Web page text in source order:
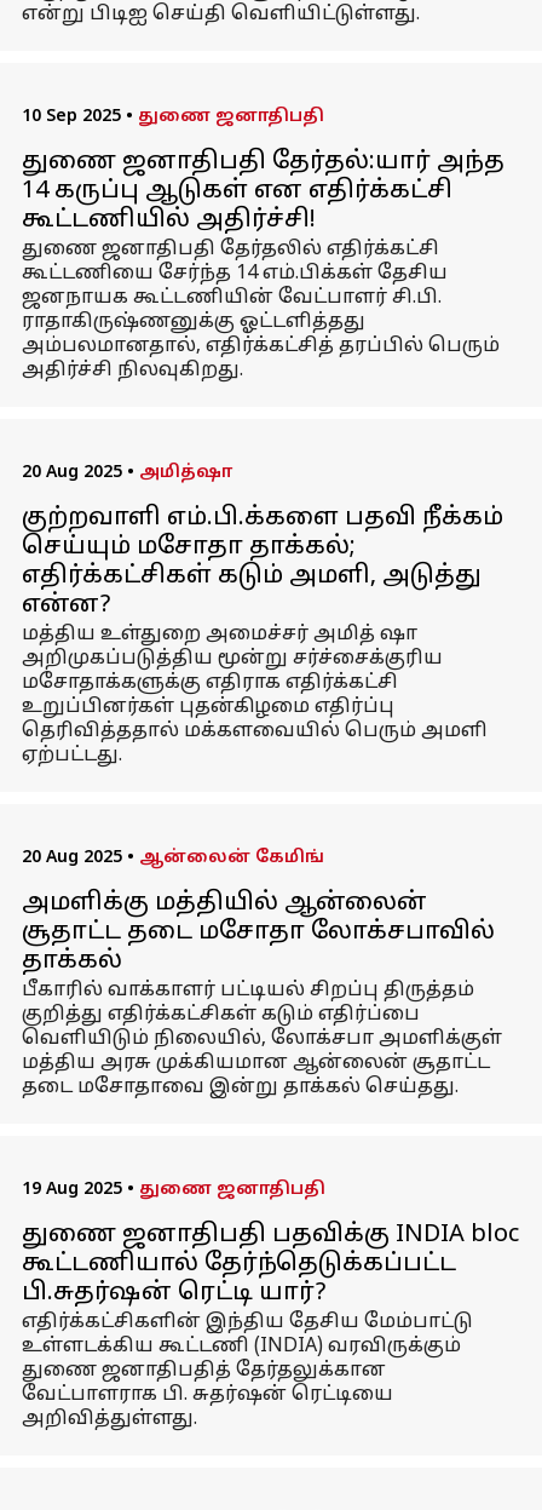
என்று பிடிஐ செய்தி வெளியிட்டுள்ளது.
10 Sep 2025 • துணை ஜனாதிபதி
துணை ஜனாதிபதி தேர்தல்:யார் அந்த
14 கருப்பு ஆடுகள் என எதிர்க்கட்சி
கூட்டணியில் அதிர்ச்சி!
துணை ஜனாதிபதி தேர்தலில் எதிர்க்கட்சி
கூட்டணியை சேர்ந்த 14 எம்.பிக்கள் தேசிய
ஜனநாயக கூட்டணியின் வேட்பாளர் சி.பி.
ராதாகிருஷ்ணனுக்கு ஓட்டளித்தது
அம்பலமானதால், எதிர்க்கட்சித் தரப்பில் பெரும்
அதிர்ச்சி நிலவுகிறது.
20 Aug 2025 • அமித்ஷா
குற்றவாளி எம்.பி.க்களை பதவி நீக்கம்
செய்யும் மசோதா தாக்கல்;
எதிர்க்கட்சிகள் கடும் அமளி, அடுத்து
என்ன?
மத்திய உள்துறை அமைச்சர் அமித் ஷா
அறிமுகப்படுத்திய மூன்று சர்ச்சைக்குரிய
மசோதாக்களுக்கு எதிராக எதிர்க்கட்சி
உறுப்பினர்கள் புதன்கிழமை எதிர்ப்பு
தெரிவித்ததால் மக்களவையில் பெரும் அமளி
ஏற்பட்டது.
20 Aug 2025 • ஆன்லைன் கேமிங்
அமளிக்கு மத்தியில் ஆன்லைன்
சூதாட்ட தடை மசோதா லோக்சபாவில்
தாக்கல்
பீகாரில் வாக்காளர் பட்டியல் சிறப்பு திருத்தம்
குறித்து எதிர்க்கட்சிகள் கடும் எதிர்ப்பை
வெளியிடும் நிலையில், லோக்சபா அமளிக்குள்
மத்திய அரசு முக்கியமான ஆன்லைன் சூதாட்ட
தடை மசோதாவை இன்று தாக்கல் செய்தது.
19 Aug 2025 • துணை ஜனாதிபதி
துணை ஜனாதிபதி பதவிக்கு INDIA bloc
கூட்டணியால் தேர்ந்தெடுக்கப்பட்ட
பி.சுதர்ஷன் ரெட்டி யார்?
எதிர்க்கட்சிகளின் இந்திய தேசிய மேம்பாட்டு
உள்ளடக்கிய கூட்டணி (INDIA) வரவிருக்கும்
துணை ஜனாதிபதித் தேர்தலுக்கான
வேட்பாளராக பி. சுதர்ஷன் ரெட்டியை
அறிவித்துள்ளது.